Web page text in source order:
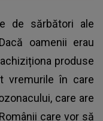
de sărbători ale
oamenii erau
produse
vremurile în care
care are
care vor să